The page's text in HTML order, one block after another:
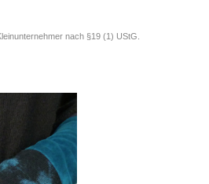
nach §19 (1) UStG.